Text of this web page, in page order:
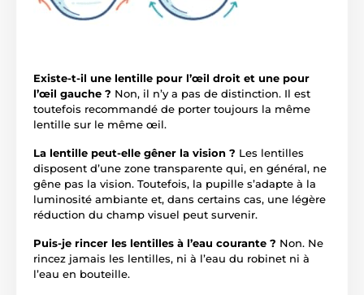
Existe-t-il une lentille pour l’œil droit et une pour
l’œil gauche ? Non, il n’y a pas de distinction. Il est
toutefois recommandé de porter toujours la même
lentille sur le même œil.
La lentille peut-elle gêner la vision ? Les lentilles
disposent d’une zone transparente qui, en général, ne
gêne pas la vision. Toutefois, la pupille s’adapte à la
luminosité ambiante et, dans certains cas, une légère
réduction du champ visuel peut survenir.
Puis-je rincer les lentilles à l’eau courante ? Non. Ne
rincez jamais les lentilles, ni à l’eau du robinet ni à
l’eau en bouteille.